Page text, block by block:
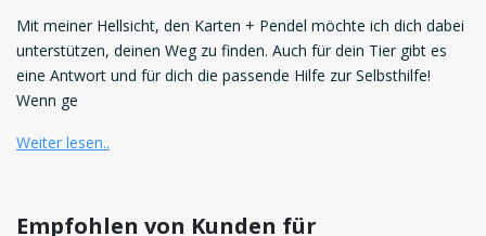
Mit meiner Hellsicht, den Karten + Pendel möchte ich dich dabei
unterstützen, deinen Weg zu finden. Auch für dein Tier gibt es
eine Antwort und für dich die passende Hilfe zur Selbsthilfe!
Wenn ge
Weiter lesen..
Empfohlen von Kunden für